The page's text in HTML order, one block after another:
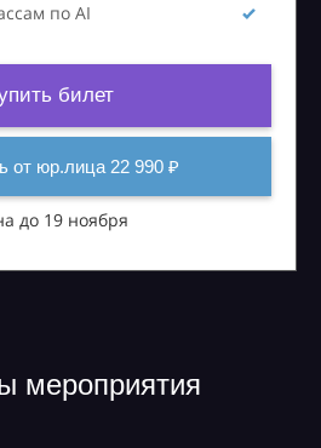
по AI
билет
от юр.лица 22 990 ₽
до 19 ноября
мероприятия